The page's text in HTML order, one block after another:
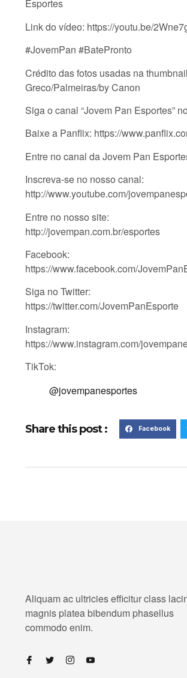
Esportes
Link do vídeo: https://youtu.be/
#JovemPan #BatePronto
Crédito das fotos usadas na
Greco/Palmeiras/by Canon
Siga o canal “Jovem Pan Esportes”
Baixe a Panflix: https://
Entre no canal da Jovem Pan
Inscreva-se no nosso canal:
http://www.youtube.com/
Entre no nosso site:
http://jovempan.com.br/esportes
Facebook:
https://www.facebook.com/
Siga no Twitter:
https://twitter.com/JovemPanEsporte
Instagram:
https://www.instagram.com/
TikTok:
@jovempanesportes
Share this post : Facebook
Aliquam ac ultricies efficitur class
magnis platea bibendum phasellus
commodo enim.